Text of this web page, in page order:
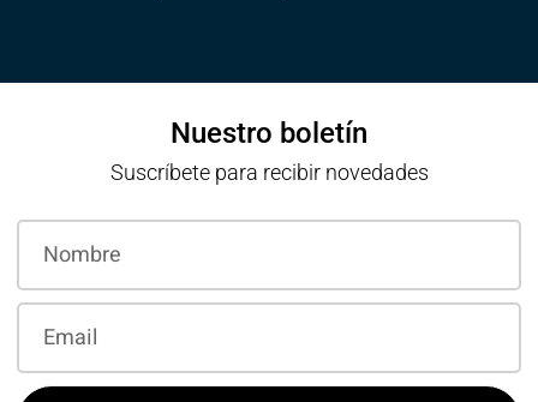
Nuestro boletín
Suscríbete para recibir novedades